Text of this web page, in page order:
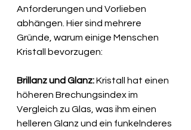
Anforderungen und Vorlieben
abhängen. Hier sind mehrere
Gründe, warum einige Menschen
Kristall bevorzugen:
Brillanz und Glanz: Kristall hat einen
höheren Brechungsindex im
Vergleich zu Glas, was ihm einen
helleren Glanz und ein funkelnderes